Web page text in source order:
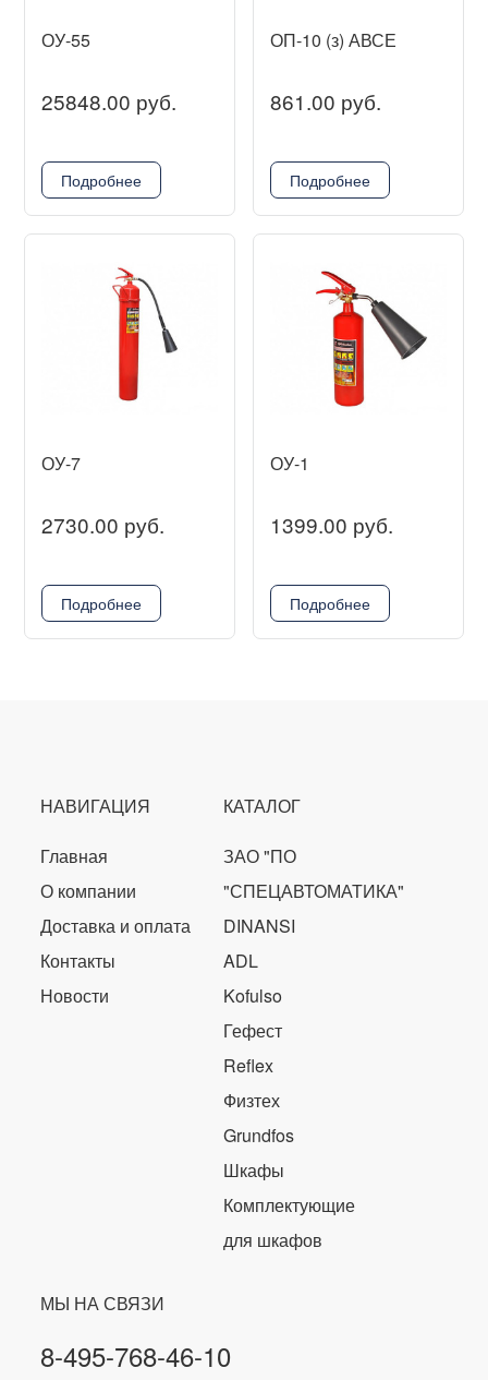
ОУ-55
25848.00 руб.
Подробнее
ОП-10 (з) АВСЕ
861.00 руб.
Подробнее
ОУ-7
2730.00 руб.
Подробнее
ОУ-1
1399.00 руб.
Подробнее
НАВИГАЦИЯ
Главная
О компании
Доставка и оплата
Контакты
Новости
КАТАЛОГ
ЗАО "ПО
"СПЕЦАВТОМАТИКА"
DINANSI
ADL
Kofulso
Гефест
Reflex
Физтех
Grundfos
Шкафы
Комплектующие
для шкафов
МЫ НА СВЯЗИ
8-495-768-46-10